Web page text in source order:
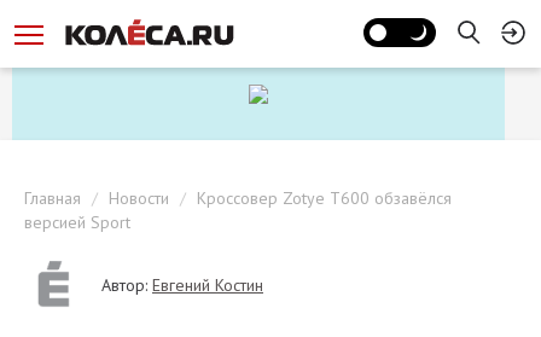
Главная Новости
Кроссовер Zotye T600 обзавёлся
версией Sport
Автор: Евгений Костин